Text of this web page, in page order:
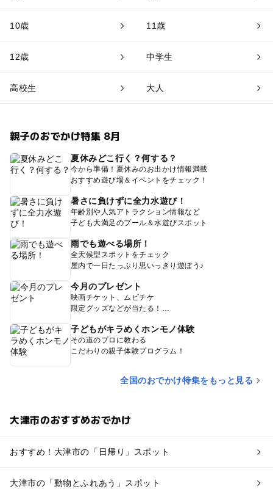
10歳 11歳
12歳 中学生
高校生 大人
親子のおでかけ特集 8月
夏休みどこ行く？何する？
今から準備！夏休みのお出かけ情報満載
おすすめ遊び場＆イベントをチェック！
暑さに負けずに全力水遊び！
年齢別や人気アトラクション情報など
子ども大満足のプール＆水遊びスポット
雨でも遊べる場所！
全天候型スポットをチェック
屋内で一日たっぷり思いっきり遊ぼう♪
今月のプレゼント
映画チケット、ムビチケ
限定グッズなどが当たる！
子どもがキラめくホンモノ体験
その道のプロに教わる
こだわりの親子体験プログラム！
全国のおでかけ特集をもっと見る
大津市のおすすめおでかけ
おすすめ！大津市の「日帰り」スポット
大津市の「動物とふれあう」スポット